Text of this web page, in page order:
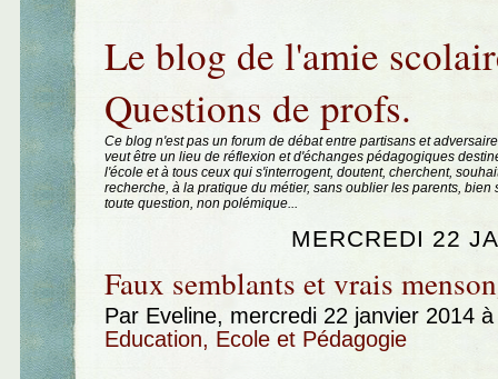
Le blog de l'amie
Questions de profs.
Ce blog n'est pas un forum de débat entre partisans et
veut être un lieu de réflexion et d'échanges pédagogiques
l'école et à tous ceux qui s'interrogent, doutent, cherchent,
recherche, à la pratique du métier, sans oublier les parents, bien
toute question, non polémique...
MERCREDI 22
Faux semblants et vrais
Par Eveline, mercredi 22 janvier 2014
Education, Ecole et Pédagogie